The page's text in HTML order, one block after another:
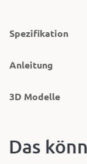
Spezifikation
Anleitung
3D Modelle
Das